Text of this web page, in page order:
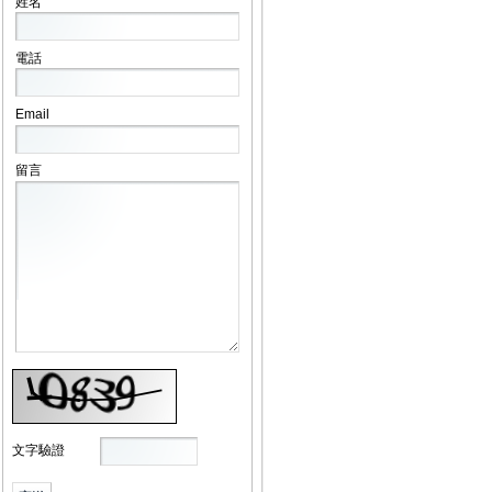
電話
Email
留言
文字驗證